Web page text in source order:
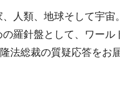
人類、地球そして宇宙
羅針盤として、ワール
法総裁の質疑応答をお